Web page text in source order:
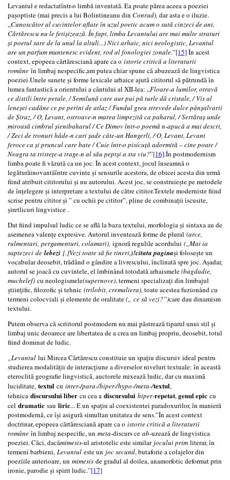
Levantul e redactatîntr-o limbă inventată. Ea poate părea aceea a poeziei
pașoptiste (mai precis a lui Bolintineanu din Conrad), dar asta e o iluzie.
„Cunoscător al cuvintelor aflate în uzul poetic acum o sută cinzeci de ani,
Cărtărescu nu le fetișizează. În fapt, limba Levantului are mai multe straturi
și poetul sare de la unul la altul(...) Nici arhaic, nici neologistic, Levantul
are un parfum muntenesc evident, rod al fonologiei zonale.”[15]În acest
context, epopeea cărtăresciană apare ca o istorie critică a literaturii
române în limbaj nespecific,am putea chiar spune că abuzează de lingvistica
poeziei.Unele sunete și forme lexicale arhaice ajută cititorul să pătrundă în
lumea fantastică a orientului a cântului al XII-lea: „Floare-a lumilor, otravă
ce distili între petale, / Semilună care aur pui pă turle dă cristale, / Vis al
leneşei cadâne ce pe perini de atlaz / Fundul greu strevede dulce pânşalvarii
de Şiraz, / O, Levant, ostroave-n marea limpezită ca paharul, / Sertăraş unde
miroasă cimbrul șienibaharul / Ce Dimov într-o poemă n-apucă a mai descri,
/ Zeci de tronuri hâde-n cari şade câte-un Hangerlí, / O, Levant, Levant
feroce ca și pruncul care bate / Cuie într-o pisicuţă adormită – cine poate /
Neagra ta tristeţe-a trage-n al său peptși a sta viu?”[16].În postmodernism
limba poate fi văzută ca un joc. În acest context, jocul înseamnă o
legăturăinovantăîntre cuvinte și sensurile acestora, de obicei acesta din urmă
fiind atribuit cititorului și nu autorului. Acest joc, se construiește pe metodele
de înțelegere și interpretare a textului de către cititor.Textele moderniste fiind
scrise pentru cititor și ” cu ochii pe cititor”, pline de combinații iscusite,
șiretlicuri lingvistice .
Dat fiind impulsul ludic ce se află la baza textului, morfologia și sintaxa au de
asemenea valențe expresive. Autorul inventează forme de plural (arce,
rulmentari, pergamenturi, colamari), ignoră regulile acordului („Mai ia
saptezeci de lebezi [.]Vezi toate să fie tineri,)!citata paginași folosește un
vocabular deosebit, trădând o gândire a livrescului, înclinată spre joc. Așadar,
autorul se joacă cu cuvintele, el îmbinând totodată arhaismele(bagdadie,
muchelef) cu neologismele(supernove), termeni specializați din limbajul
științific, filozofic și tehnic (trilobit, cremaliera), toate acestea fuzionând cu
termeni colocviali și elemente de oralitate(„ ce să vezi?”)care dau dinamism
textului.
Putem observa că scriitorul postmodern nu mai păstrează tiparul unui stil și
limbaj unic deoarece are libertatea de a crea un limbaj propriu, deosebit, totul
fiind dominat de ludic.
„Levantul lui Mircea Cărtărescu constituie un spațiu discursiv ideal pentru
studierea modalității de interacțiune a diverselor niveluri textuale: în această
eteroclită geografie lingvistică, auctorele mixează ludic, dar cu maximă
luciditate, textul cu inter-/para-/hiper-/hypo-/meta-/textul,
tehnica discursului liber cu cea a discursului hiper-repetat,genul epic cu
cel dramatic sau liric... E un spațiu al coexistentei paradoxurilor, în manieră
postmodernă, ce își asigură simultan unitatea de sens.”În acest context
doctrinar, epopeea cărtăresciană apare ca o istorie critică a literaturii
române în limbaj nespecific, un meta-discurs ce ab-uzează de lingvistica
poeziei. Căci, dacămimesis-ul aristotelic este similar jocului prim literar, în
termeni barbieni, Levantul este un joc secund, butaforie a colajelor din
poeziile anterioare, un mimesis de gradul al doilea, anamorfotic deformat prin
ironie, parodie și spirit ludic.”[17]